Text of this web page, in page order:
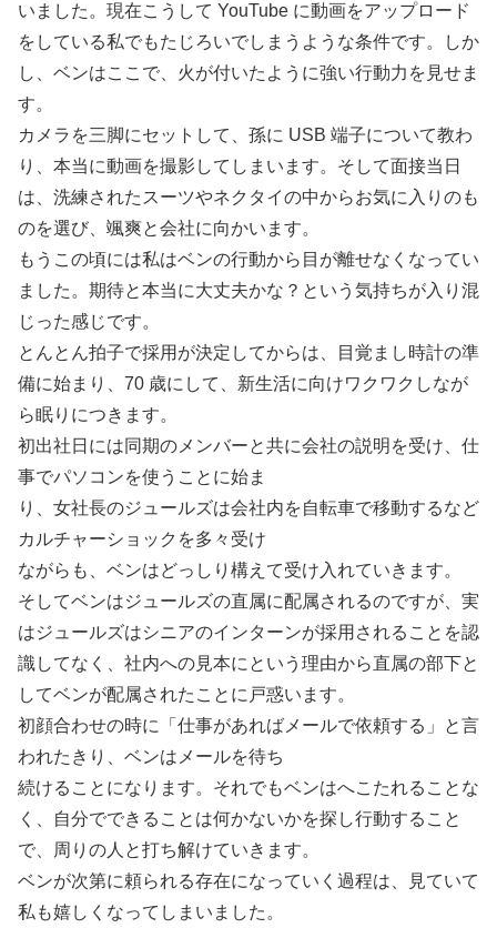
いました。現在こうして YouTube に動画をアップロード
をしている私でもたじろいでしまうような条件です。しか
し、ベンはここで、火が付いたように強い行動力を見せま
す。
カメラを三脚にセットして、孫に USB 端子について教わ
り、本当に動画を撮影してしまいます。そして面接当日
は、洗練されたスーツやネクタイの中からお気に入りのも
のを選び、颯爽と会社に向かいます。
もうこの頃には私はベンの行動から目が離せなくなってい
ました。期待と本当に大丈夫かな？という気持ちが入り混
じった感じです。
とんとん拍子で採用が決定してからは、目覚まし時計の準
備に始まり、70 歳にして、新生活に向けワクワクしなが
ら眠りにつきます。
初出社日には同期のメンバーと共に会社の説明を受け、仕
事でパソコンを使うことに始ま
り、女社長のジュールズは会社内を自転車で移動するなど
カルチャーショックを多々受け
ながらも、ベンはどっしり構えて受け入れていきます。
そしてベンはジュールズの直属に配属されるのですが、実
はジュールズはシニアのインターンが採用されることを認
識してなく、社内への見本にという理由から直属の部下と
してベンが配属されたことに戸惑います。
初顔合わせの時に「仕事があればメールで依頼する」と言
われたきり、ベンはメールを待ち
続けることになります。それでもベンはへこたれることな
く、自分でできることは何かないかを探し行動すること
で、周りの人と打ち解けていきます。
ベンが次第に頼られる存在になっていく過程は、見ていて
私も嬉しくなってしまいました。